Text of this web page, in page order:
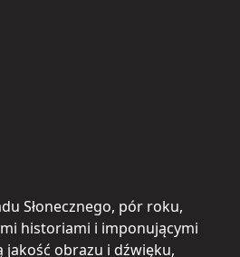
Słonecznego, pór roku,
historiami i imponującymi
jakość obrazu i dźwięku,